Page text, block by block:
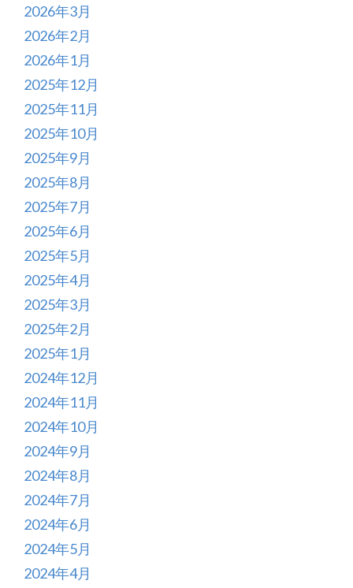
2026年3月
2026年2月
2026年1月
2025年12月
2025年11月
2025年10月
2025年9月
2025年8月
2025年7月
2025年6月
2025年5月
2025年4月
2025年3月
2025年2月
2025年1月
2024年12月
2024年11月
2024年10月
2024年9月
2024年8月
2024年7月
2024年6月
2024年5月
2024年4月